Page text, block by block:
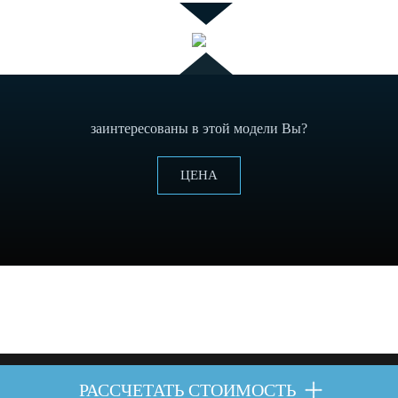
РАССЧЕТАТЬ СТОИМОСТЬ
заинтересованы в этой модели Вы?
ЦЕНА
защищены.Печенье политика yнадлежащее уведомление